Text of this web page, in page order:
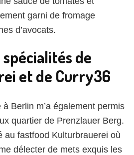
garni de fromage
d’avocats.
de
et de Curry36
Berlin m’a également permis
quartier de Prenzlauer Berg.
au fastfood Kulturbrauerei où
délecter de mets exquis les